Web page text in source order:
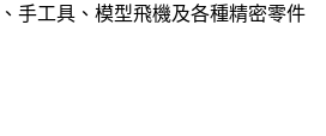
手工具、模型飛機及各種精密零件